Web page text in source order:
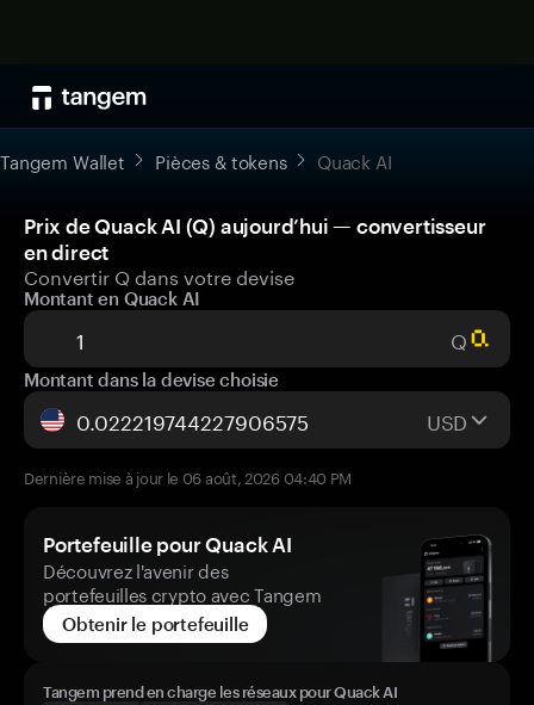
Tangem Wallet Pièces & tokens Quack AI
Prix de Quack AI (Q) aujourd’hui — convertisseur
en direct
Convertir Q dans votre devise
Montant en Quack AI
Q
Montant dans la devise choisie
USD
Dernière mise à jour le 06 août, 2026 04:40 PM
Portefeuille pour Quack AI
Découvrez l'avenir des
portefeuilles crypto avec Tangem
Obtenir le portefeuille
Tangem prend en charge les réseaux pour Quack AI